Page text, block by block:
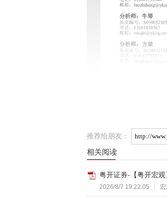
推荐给朋友：
相关阅读
粤开证券-【粤开宏
2026/8/7 19:22:05